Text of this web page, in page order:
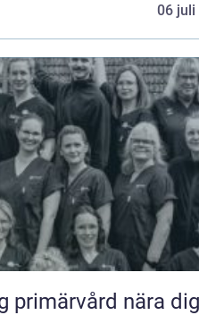
06 juli
svedala trygg primärvård nära dig